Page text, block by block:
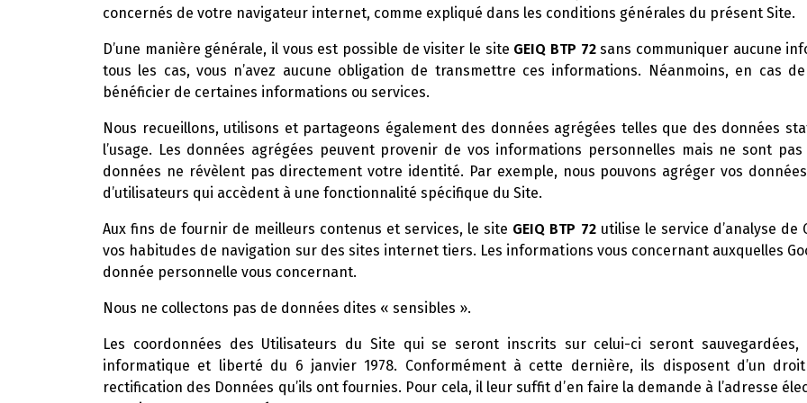
concernés de votre navigateur internet, comme expliqué dans les conditions générales du présent Site.
D’une manière générale, il vous est possible de visiter le site GEIQ BTP 72sans communiquer aucune
tous les cas, vous n’avez aucune obligation de transmettre ces informations. Néanmoins, en cas
bénéficier de certaines informations ou services.
Nous recueillons, utilisons et partageons également des données agrégées telles que des données
l’usage. Les données agrégées peuvent provenir de vos informations personnelles mais ne sont
données ne révèlent pas directement votre identité. Par exemple, nous pouvons agréger vos
d’utilisateurs qui accèdent à une fonctionnalité spécifique du Site.
Aux fins de fournir de meilleurs contenus et services, le site GEIQ BTP 72utilise le service d’analyse de
vos habitudes de navigation sur des sites internet tiers. Les informations vous concernant auxquelles
donnée personnelle vous concernant.
Nous ne collectons pas de données dites « sensibles ».
Les coordonnées des Utilisateurs du Site qui se seront inscrits sur celui-ci seront
informatique et liberté du 6 janvier 1978. Conformément à cette dernière, ils disposent d’un
rectification des Données qu’ils ont fournies. Pour cela, il leur suffit d’en faire la demande à l’adresse